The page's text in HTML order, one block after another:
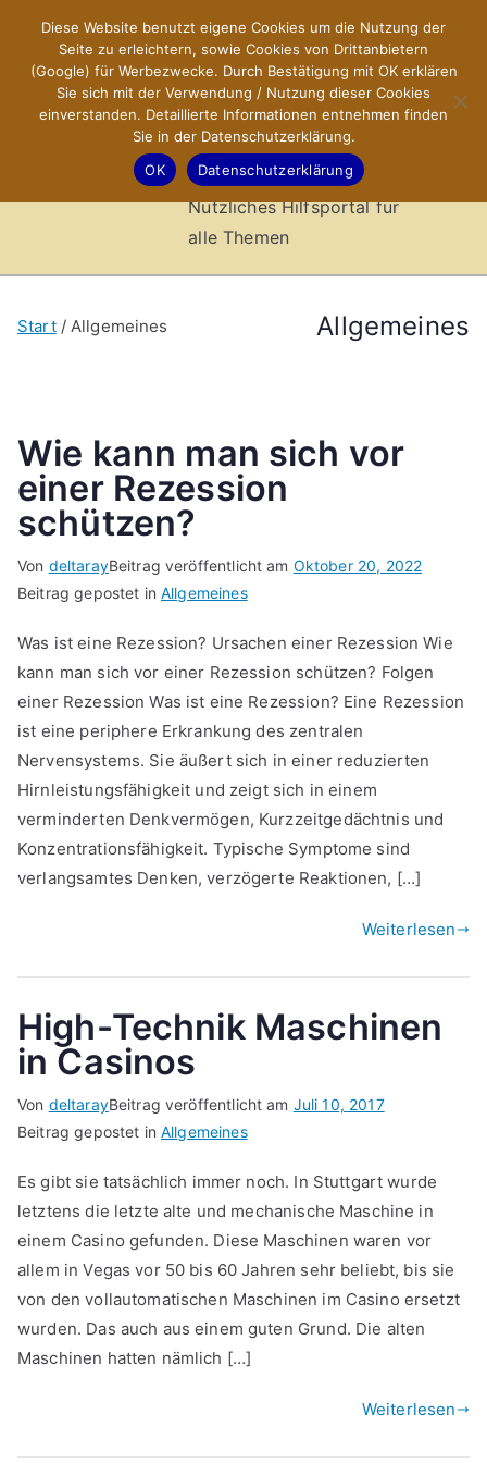
springen
X-Sites.de
–
Hilfsportal
Nützliches Hilfsportal für
alle Themen
Allgemeines
Start Allgemeines
Wie kann man sich vor
einer Rezession
schützen?
Von deltarayBeitrag veröffentlicht am Oktober 20, 2022
Beitrag gepostet inAllgemeines
Was ist eine Rezession? Ursachen einer Rezession Wie
kann man sich vor einer Rezession schützen? Folgen
einer Rezession Was ist eine Rezession? Eine Rezession
ist eine periphere Erkrankung des zentralen
Nervensystems. Sie äußert sich in einer reduzierten
Hirnleistungsfähigkeit und zeigt sich in einem
verminderten Denkvermögen, Kurzzeitgedächtnis und
Konzentrationsfähigkeit. Typische Symptome sind
verlangsamtes Denken, verzögerte Reaktionen, […]
Weiterlesen
High-Technik Maschinen
in Casinos
Von deltarayBeitrag veröffentlicht am Juli 10, 2017
Beitrag gepostet inAllgemeines
Es gibt sie tatsächlich immer noch. In Stuttgart wurde
letztens die letzte alte und mechanische Maschine in
einem Casino gefunden. Diese Maschinen waren vor
allem in Vegas vor 50 bis 60 Jahren sehr beliebt, bis sie
von den vollautomatischen Maschinen im Casino ersetzt
wurden. Das auch aus einem guten Grund. Die alten
Maschinen hatten nämlich […]
Weiterlesen
Diese Website benutzt eigene Cookies um die Nutzung der
Seite zu erleichtern, sowie Cookies von Drittanbietern
(Google) für Werbezwecke. Durch Bestätigung mit OK erklären
Sie sich mit der Verwendung / Nutzung dieser Cookies
einverstanden. Detaillierte Informationen entnehmen finden
Sie in der Datenschutzerklärung.
OK
Datenschutzerklärung